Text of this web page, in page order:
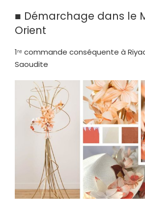
■ Démarchage dans le
Orient
1ʳᵉ commande conséquente à
Saoudite